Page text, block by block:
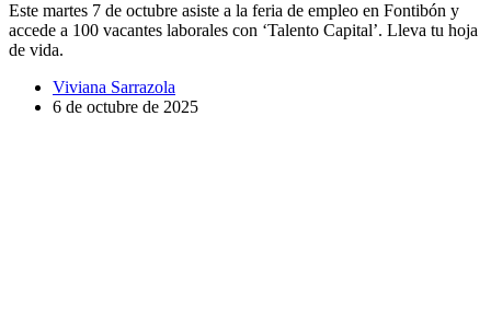
Este martes 7 de octubre asiste a la feria de empleo en Fontibón y
accede a 100 vacantes laborales con ‘Talento Capital’. Lleva tu hoja
de vida.
Viviana Sarrazola
6 de octubre de 2025